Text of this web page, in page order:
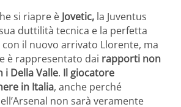
si riapre è Jovetic, la Juventus
duttilità tecnica e la perfetta
il nuovo arrivato Llorente, ma
è rappresentato dai rapporti non
Della Valle. Il giocatore
in Italia, anche perché
non sarà veramente